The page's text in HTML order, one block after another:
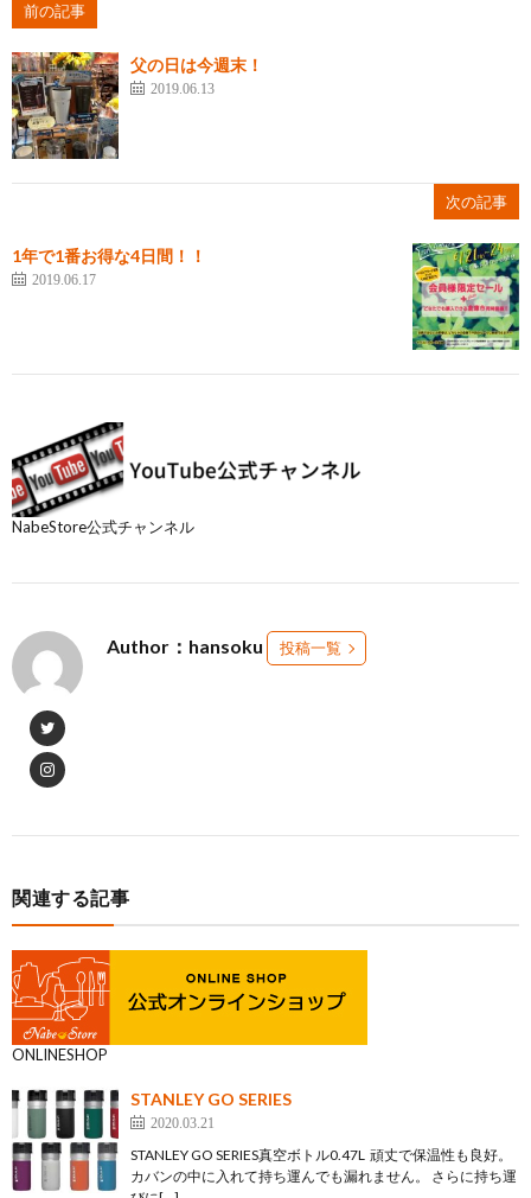
前の記事
父の日は今週末！
2019.06.13
次の記事
1年で1番お得な4日間！！
2019.06.17
NabeStore公式チャンネル
Author：hansoku 投稿一覧
関連する記事
ONLINESHOP
STANLEY GO SERIES
2020.03.21
STANLEY GO SERIES真空ボトル0.47L 頑丈で保温性も良好。
カバンの中に入れて持ち運んでも漏れません。 さらに持ち運